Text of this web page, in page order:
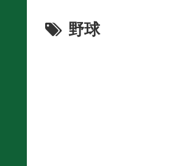
野球